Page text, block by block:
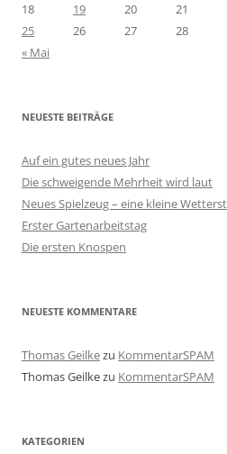
18
19 20 21
25
26 27 28
« Mai
NEUESTE BEITRÄGE
Auf ein gutes neues Jahr
Die schweigende Mehrheit wird laut
Neues Spielzeug – eine kleine
Erster Gartenarbeitstag
Die ersten Knospen
NEUESTE KOMMENTARE
Thomas Geilkezu KommentarSPAM
Thomas Geilkezu KommentarSPAM
KATEGORIEN